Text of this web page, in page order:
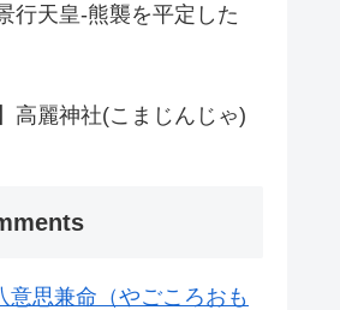
行天皇-熊襲を平定した
高麗神社(こまじんじゃ)
意思兼命（やごころおも